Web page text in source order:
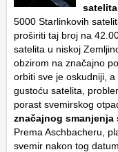
5000 Starlinkovih
proširiti taj broj na
satelita u niskoj
obzirom na značajno
orbiti sve je oskudniji,
gustoću satelita,
porast svemirskog
značajnog
Prema Aschbacheru,
svemir nakon tog